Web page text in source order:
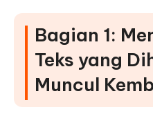
Bagian 1:
Teks yang
Muncul